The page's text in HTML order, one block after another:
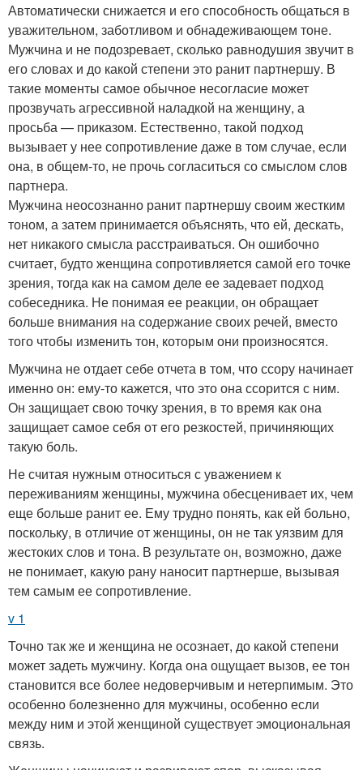
Автоматически снижается и его способность общаться в
уважительном, заботливом и обнадеживающем тоне.
Мужчина и не подозревает, сколько равнодушия звучит в
его словах и до какой степени это ранит партнершу. В
такие моменты самое обычное несогласие может
прозвучать агрессивной наладкой на женщину, а
просьба — приказом. Естественно, такой подход
вызывает у нее сопротивление даже в том случае, если
она, в общем-то, не прочь согласиться со смыслом слов
партнера.
Мужчина неосознанно ранит партнершу своим жестким
тоном, а затем принимается объяснять, что ей, дескать,
нет никакого смысла расстраиваться. Он ошибочно
считает, будто женщина сопротивляется самой его точке
зрения, тогда как на самом деле ее задевает подход
собеседника. Не понимая ее реакции, он обращает
больше внимания на содержание своих речей, вместо
того чтобы изменить тон, которым они произносятся.
Мужчина не отдает себе отчета в том, что ссору начинает
именно он: ему-то кажется, что это она ссорится с ним.
Он защищает свою точку зрения, в то время как она
защищает самое себя от его резкостей, причиняющих
такую боль.
Не считая нужным относиться с уважением к
переживаниям женщины, мужчина обесценивает их, чем
еще больше ранит ее. Ему трудно понять, как ей больно,
поскольку, в отличие от женщины, он не так уязвим для
жестоких слов и тона. В результате он, возможно, даже
не понимает, какую рану наносит партнерше, вызывая
тем самым ее сопротивление.
v 1
Точно так же и женщина не осознает, до какой степени
может задеть мужчину. Когда она ощущает вызов, ее тон
становится все более недоверчивым и нетерпимым. Это
особенно болезненно для мужчины, особенно если
между ним и этой женщиной существует эмоциональная
связь.